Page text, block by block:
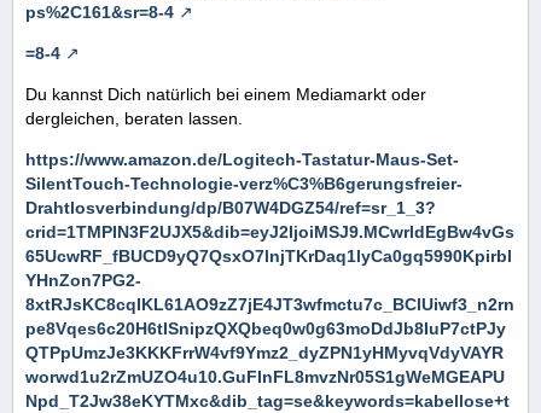
ps%2C161&sr=8-4
=8-4
Du kannst Dich natürlich bei einem Mediamarkt oder
dergleichen, beraten lassen.
https://www.amazon.de/Logitech-Tastatur-Maus-Set-
SilentTouch-Technologie-verz%C3%B6gerungsfreier-
Drahtlosverbindung/dp/B07W4DGZ54/ref=sr_1_3?
crid=1TMPIN3F2UJX5&dib=eyJ2IjoiMSJ9.MCwrldEgBw4vGs
65UcwRF_fBUCD9yQ7QsxO7lnjTKrDaq1lyCa0gq5990Kpirbl
YHnZon7PG2-
8xtRJsKC8cqIKL61AO9zZ7jE4JT3wfmctu7c_BClUiwf3_n2rn
pe8Vqes6c20H6tISnipzQXQbeq0w0g63moDdJb8IuP7ctPJy
QTPpUmzJe3KKKFrrW4vf9Ymz2_dyZPN1yHMyvqVdyVAYR
worwd1u2rZmUZO4u10.GuFInFL8mvzNr05S1gWeMGEAPU
Npd_T2Jw38eKYTMxc&dib_tag=se&keywords=kabellose+t